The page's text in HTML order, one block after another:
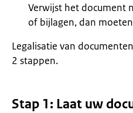
Verwijst het document
of bijlagen, dan
Legalisatie van
2 stappen.
Stap 1: Laat uw